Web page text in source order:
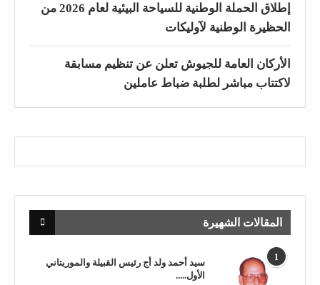
إطلاق الحملة الوطنية للسياحة البيئية لعام 2026 من
الحظيرة الوطنية لآوليكات
الأركان العامة للجيوش تعلن عن تنظيم مسابقة
لاكتتاب مباشر لطلبة ضباط عاملين
المقالات الشهيرة
1
سيد أحمد ولد أج رئيس القبيلة والموريتاني
الأول.....